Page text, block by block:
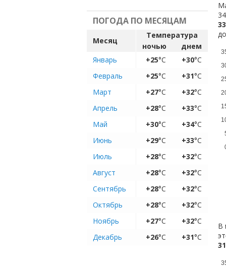
ПОГОДА ПО МЕСЯЦАМ
Месяц
Температура
ночью
днем
Январь
+25°C +30°C
Февраль
+25°C +31°C
Март
+27°C +32°C
Апрель
+28°C +33°C
Май
+30°C +34°C
Июнь
+29°C +33°C
Июль
+28°C +32°C
Август
+28°C +32°C
Сентябрь
+28°C +32°C
Октябрь
+28°C +32°C
Ноябрь
+27°C +32°C
Декабрь
+26°C +31°C
В